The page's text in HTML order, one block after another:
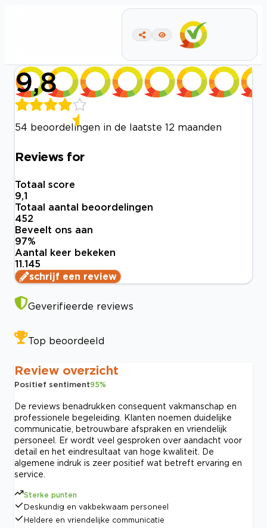
9,8
54 beoordelingen in de laatste 12 maanden
Reviews for
Totaal score
9,1
Totaal aantal beoordelingen
452
Beveelt ons aan
97%
Aantal keer bekeken
11.145
schrijf een review
Geverifieerde reviews
Top beoordeeld
Review overzicht
Positief sentiment95%
De reviews benadrukken consequent vakmanschap en
professionele begeleiding. Klanten noemen duidelijke
communicatie, betrouwbare afspraken en vriendelijk
personeel. Er wordt veel gesproken over aandacht voor
detail en het eindresultaat van hoge kwaliteit. De
algemene indruk is zeer positief wat betreft ervaring en
service.
Sterke punten
Deskundig en vakbekwaam personeel
Heldere en vriendelijke communicatie